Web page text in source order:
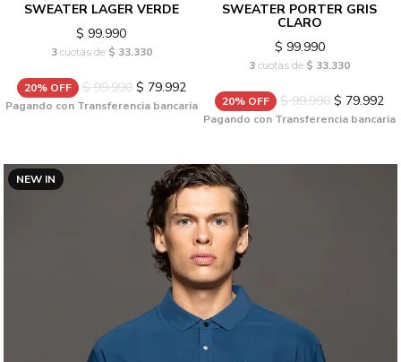
SWEATER LAGER VERDE
$ 99.990
3cuotas de $ 33.330
20% OFF $ 99.990$ 79.992
Pagando con Transferencia bancaria
SWEATER PORTER GRIS
CLARO
$ 99.990
3cuotas de $ 33.330
20% OFF $ 99.990 $ 79.992
Pagando con Transferencia bancaria
NEW IN